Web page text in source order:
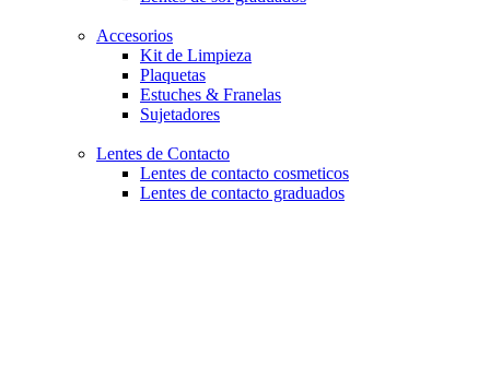
Accesorios
Kit de Limpieza
Plaquetas
Estuches & Franelas
Sujetadores
Lentes de Contacto
Lentes de contacto cosmeticos
Lentes de contacto graduados